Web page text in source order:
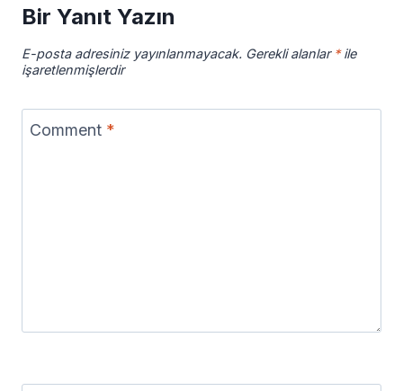
Bir Yanıt Yazın
E-posta adresiniz yayınlanmayacak. Gerekli alanlar *ile
işaretlenmişlerdir
Comment *